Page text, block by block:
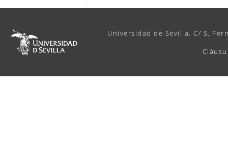
Universidad de Sevilla. C/ S.